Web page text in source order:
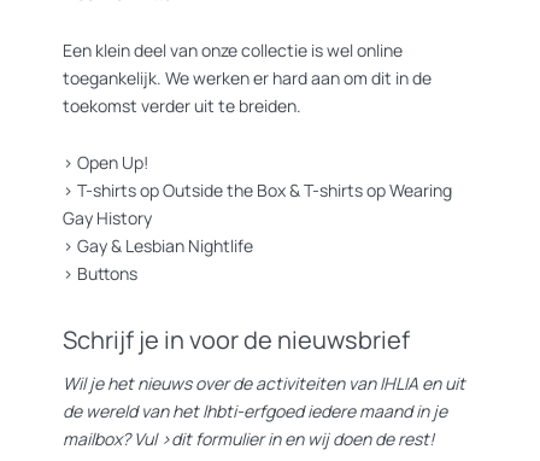
Een klein deel van onze collectie is wel online
toegankelijk. We werken er hard aan om dit in de
toekomst verder uit te breiden.
> Open Up!
> T-shirts op Outside the Box&T-shirts op Wearing
Gay History
> Gay & Lesbian Nightlife
> Buttons
Schrijf je in voor de nieuwsbrief
Wil je het nieuws over de activiteiten van IHLIA en uit
de wereld van het lhbti-erfgoed iedere maand in je
mailbox? Vul >dit formulierin en wij doen de rest!